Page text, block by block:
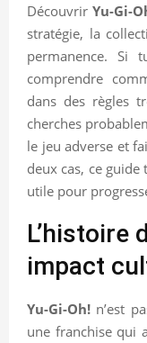
DécouvrirYu-Gi-
stratégie, la
permanence. Si
comprendre
dans des règles
cherches
le jeu adverse et
deux cas, ce
utile pour
L’histoire
impact
Yu-Gi-Oh! n’est
une franchise qui